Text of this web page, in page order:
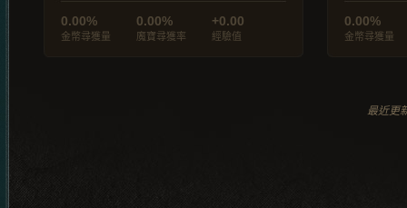
0.00%
金幣尋獲量
0.00%
魔寶尋獲率
+0.00
經驗值
0.00%
金幣尋獲量
最近更